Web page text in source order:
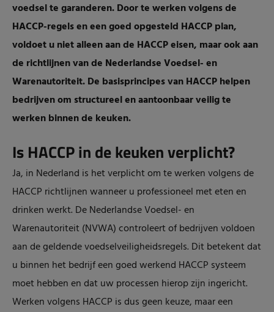
voedsel te garanderen.Door te werken volgens de
HACCP-regels en een goed opgesteld HACCP plan,
voldoet u niet alleen aan de HACCP eisen, maar ook aan
de richtlijnen van de Nederlandse Voedsel- en
Warenautoriteit. De basisprincipes van HACCP helpen
bedrijven om structureel en aantoonbaar veilig te
werken binnen de keuken.
Is HACCP in de keuken verplicht?
Ja, in Nederland is het verplicht om te werken volgens de
HACCP richtlijnen wanneer u professioneel met eten en
drinken werkt. De Nederlandse Voedsel- en
Warenautoriteit (NVWA) controleert of bedrijven voldoen
aan de geldende voedselveiligheidsregels. Dit betekent dat
u binnen het bedrijf een goed werkend HACCP systeem
moet hebben en dat uw processen hierop zijn ingericht.
Werken volgens HACCP is dus geen keuze, maar een